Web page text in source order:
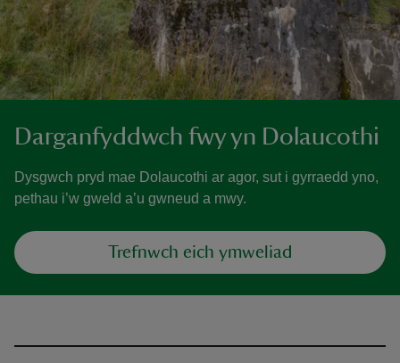
Darganfyddwch fwy yn Dolaucothi
Dysgwch pryd mae Dolaucothi ar agor, sut i gyrraedd yno,
pethau i’w gweld a’u gwneud a mwy.
Trefnwch eich ymweliad